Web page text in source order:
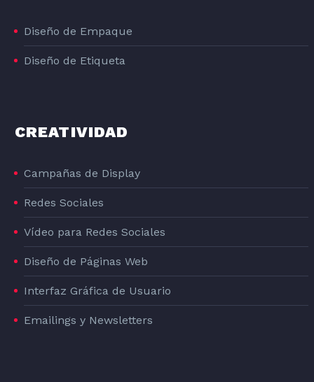
Diseño de Empaque
Diseño de Etiqueta
CREATIVIDAD
Campañas de Display
Redes Sociales
Vídeo para Redes Sociales
Diseño de Páginas Web
Interfaz Gráfica de Usuario
Emailings y Newsletters